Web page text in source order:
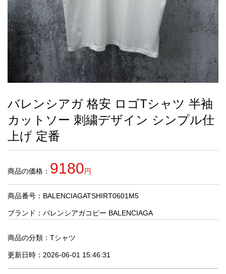
最
新
す
め
商
人
気
商
セ
バレンシアガ 格安 ロゴTシャツ 半袖
カットソー 刺繍デザイン シンプル仕
上げ 定番
商品の価格： 9180円
商品番号：BALENCIAGATSHIRT0601M5
ブランド： バレンシアガコピー BALENCIAGA
商品の分類： Tシャツ
更新日時：2026-06-01 15:46:31